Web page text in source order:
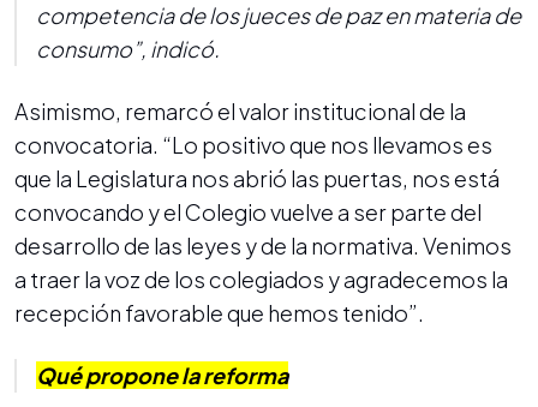
competencia de los jueces de paz en materia de
consumo”, indicó.
Asimismo, remarcó el valor institucional de la
convocatoria. “Lo positivo que nos llevamos es
que la Legislatura nos abrió las puertas, nos está
convocando y el Colegio vuelve a ser parte del
desarrollo de las leyes y de la normativa. Venimos
a traer la voz de los colegiados y agradecemos la
recepción favorable que hemos tenido”.
Qué propone la reforma